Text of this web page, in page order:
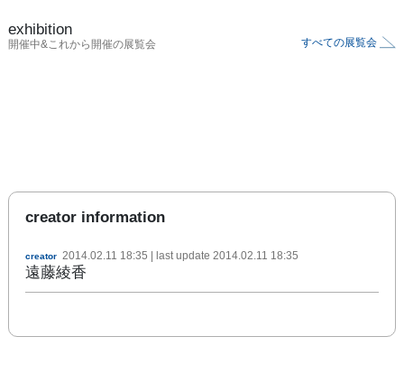
exhibition
開催中&これから開催の展覧会 すべての展覧会
creator information
creator 2014.02.11 18:35 | last update 2014.02.11 18:35
遠藤綾香